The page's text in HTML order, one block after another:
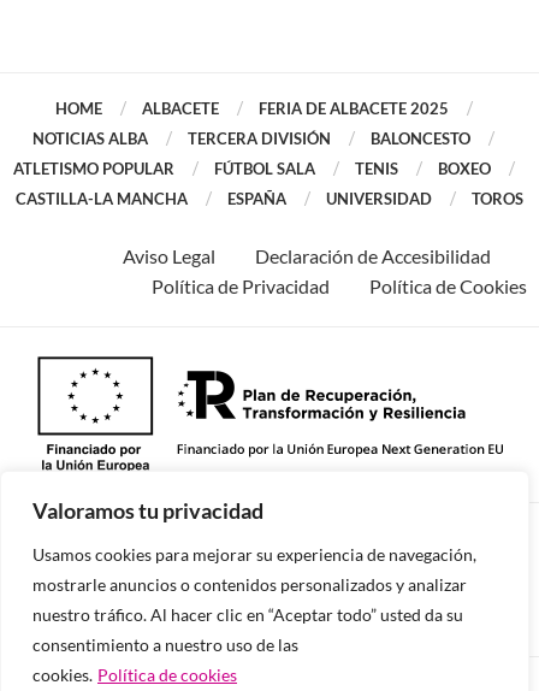
Valoramos tu privacidad
Usamos cookies para mejorar su experiencia de navegación,
mostrarle anuncios o contenidos personalizados y analizar
nuestro tráfico. Al hacer clic en “Aceptar todo” usted da su
consentimiento a nuestro uso de las
cookies. Política de cookies
HOME ALBACETE
FERIA DE ALBACETE 2025
NOTICIAS ALBA
TERCERA DIVISIÓN
BALONCESTO
ATLETISMO POPULAR
FÚTBOL SALA TENIS
BOXEO
CASTILLA-LA MANCHA
ESPAÑA UNIVERSIDAD TOROS
Aviso Legal
Declaración de Accesibilidad
Política de Privacidad
Política de Cookies